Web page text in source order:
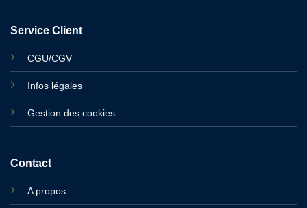
Service Client
CGU/CGV
Infos légales
Gestion des cookies
Contact
A propos